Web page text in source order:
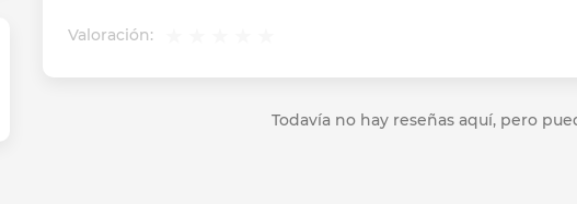
Valoración:
Todavía no hay reseñas aquí, pero